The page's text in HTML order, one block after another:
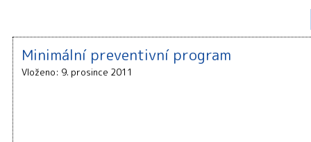
Minimální preventivní program
Vloženo: 9. prosince 2011